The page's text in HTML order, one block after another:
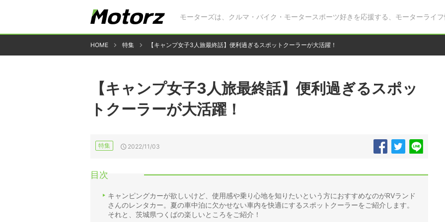
モーターズは、クルマ・バイク・モータースポーツ好きを応援する、モーターライフ
HOME 特集 【キャンプ女子3人旅最終話】便利過ぎるスポットクーラーが大活躍！
【キャンプ女子3人旅最終話】便利過ぎるスポッ
トクーラーが大活躍！
特集 2022/11/03
目次
キャンピングカーが欲しいけど、使用感や乗り心地を知りたいという方におすすめなのがRVランド
さんのレンタカー。夏の車中泊に欠かせない車内を快適にするスポットクーラーをご紹介します。
それと、茨城県つくばの楽しいところをご紹介！